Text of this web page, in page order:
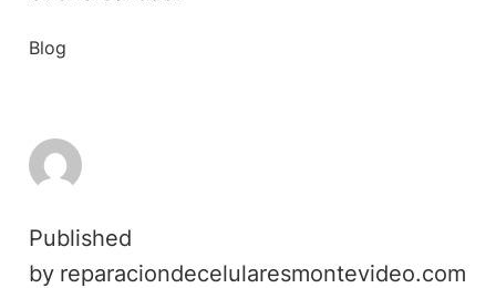
Published
by reparaciondecelularesmontevideo.com